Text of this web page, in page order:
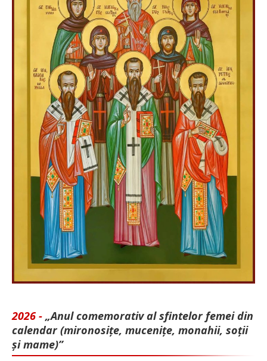
2026 - „Anul comemorativ al sfintelor femei din
calendar (mironosițe, mu­cenițe, monahii, soții
și mame)”